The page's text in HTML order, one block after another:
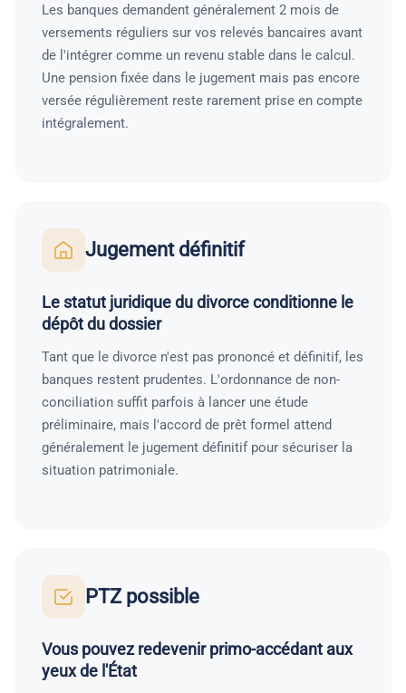
Les banques demandent généralement 2 mois de
versements réguliers sur vos relevés bancaires avant
de l'intégrer comme un revenu stable dans le calcul.
Une pension fixée dans le jugement mais pas encore
versée régulièrement reste rarement prise en compte
intégralement.
Jugement définitif
Le statut juridique du divorce conditionne le
dépôt du dossier
Tant que le divorce n'est pas prononcé et définitif, les
banques restent prudentes. L'ordonnance de non-
conciliation suffit parfois à lancer une étude
préliminaire, mais l'accord de prêt formel attend
généralement le jugement définitif pour sécuriser la
situation patrimoniale.
PTZ possible
Vous pouvez redevenir primo-accédant aux
yeux de l'État